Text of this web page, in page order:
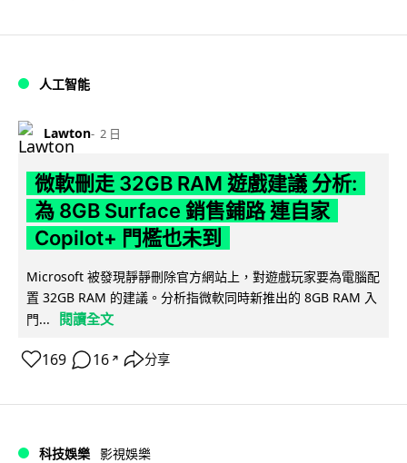
人工智能
Lawton 2 日
微軟刪走 32GB RAM 遊戲建議 分析:
為 8GB Surface 銷售鋪路 連自家
Copilot+ 門檻也未到
Microsoft 被發現靜靜刪除官方網站上，對遊戲玩家要為電腦配
置 32GB RAM 的建議。分析指微軟同時新推出的 8GB RAM 入
門...
閱讀全文
169 16 ↗ 分享
科技娛樂 影視娛樂